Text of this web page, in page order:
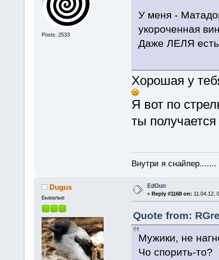
Posts: 2533
У меня -
укороченная
Даже ЛЕЛЯ
Хорошая у
Я вот по
ты
Внутри я
Dugus
Бывалые
EdGun
« Reply #1168 on: 11.04.12,
Quote from:
Мужики, не
Чо спорить-то?